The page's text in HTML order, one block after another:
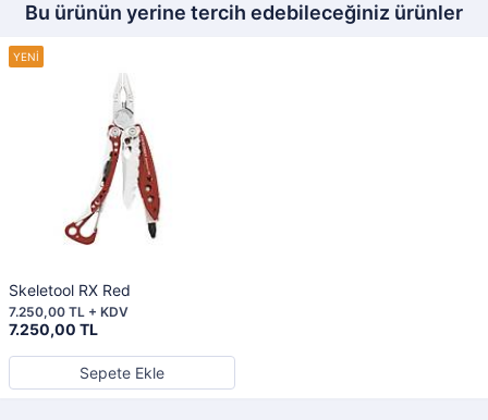
Bu ürünün yerine tercih edebileceğiniz ürünler
Skeletool RX Red
7.250,00 TL
7.250,00 TL + KDV
Sepete Ekle